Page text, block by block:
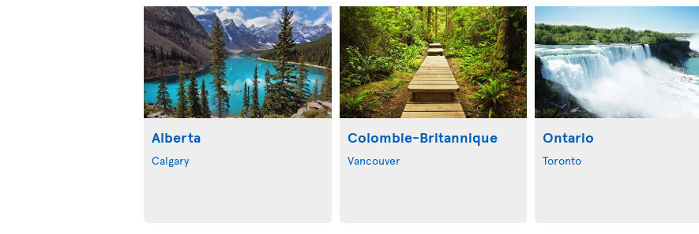
Alberta
Calgary
Colombie-Britannique
Vancouver
Ontario
Toronto